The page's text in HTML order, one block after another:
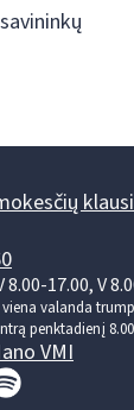
17.00, V
valanda
penktadienį
VMI